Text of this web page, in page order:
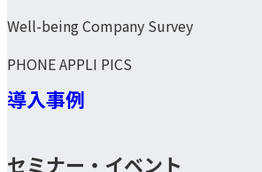
Well-being Company Survey
PHONE APPLI PICS
導入事例
セミナー・イベント